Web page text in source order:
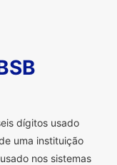
dígitos usado
uma instituição
nos sistemas